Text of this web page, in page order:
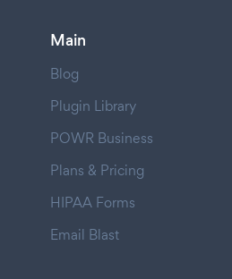
Main
Blog
Plugin Library
POWR Business
Plans & Pricing
HIPAA Forms
Email Blast